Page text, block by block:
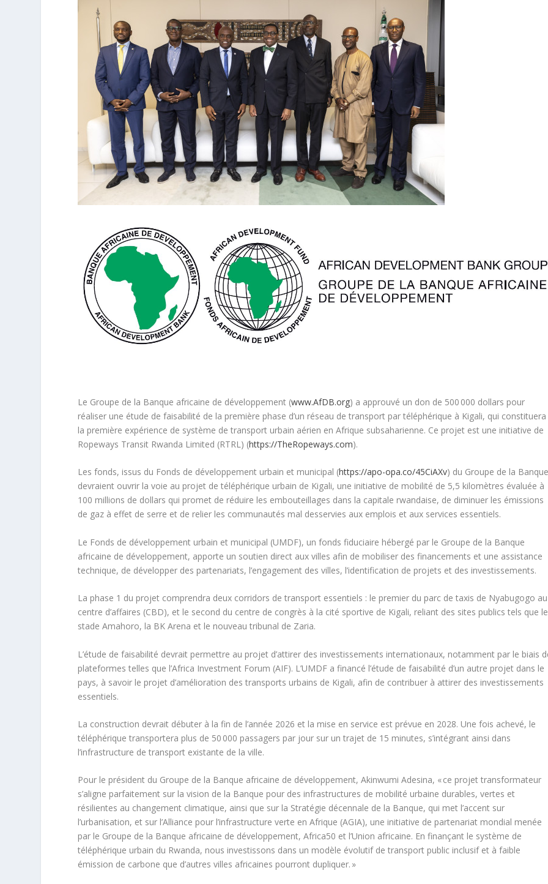
Le Groupe de la Banque africaine de développement (www.AfDB.org) a approuvé un don de 500 000 dollars pour
réaliser une étude de faisabilité de la première phase d’un réseau de transport par téléphérique à Kigali, qui constituera
la première expérience de système de transport urbain aérien en Afrique subsaharienne. Ce projet est une initiative de
Ropeways Transit Rwanda Limited (RTRL) (https://TheRopeways.com).
Les fonds, issus du Fonds de développement urbain et municipal (https://apo-opa.co/45CiAXv) du Groupe de la
devraient ouvrir la voie au projet de téléphérique urbain de Kigali, une initiative de mobilité de 5,5 kilomètres évaluée à
100 millions de dollars qui promet de réduire les embouteillages dans la capitale rwandaise, de diminuer les émissions
de gaz à effet de serre et de relier les communautés mal desservies aux emplois et aux services essentiels.
Le Fonds de développement urbain et municipal (UMDF), un fonds fiduciaire hébergé par le Groupe de la Banque
africaine de développement, apporte un soutien direct aux villes afin de mobiliser des financements et une assistance
technique, de développer des partenariats, l’engagement des villes, l’identification de projets et des investissements.
La phase 1 du projet comprendra deux corridors de transport essentiels : le premier du parc de taxis de Nyabugogo au
centre d’affaires (CBD), et le second du centre de congrès à la cité sportive de Kigali, reliant des sites publics tels que le
stade Amahoro, la BK Arena et le nouveau tribunal de Zaria.
L’étude de faisabilité devrait permettre au projet d’attirer des investissements internationaux, notamment par le biais
plateformes telles que l’Africa Investment Forum (AIF). L’UMDF a financé l’étude de faisabilité d’un autre projet dans le
pays, à savoir le projet d’amélioration des transports urbains de Kigali, afin de contribuer à attirer des investissements
essentiels.
La construction devrait débuter à la fin de l’année 2026 et la mise en service est prévue en 2028. Une fois achevé, le
téléphérique transportera plus de 50 000 passagers par jour sur un trajet de 15 minutes, s’intégrant ainsi dans
l’infrastructure de transport existante de la ville.
Pour le président du Groupe de la Banque africaine de développement, Akinwumi Adesina, « ce projet transformateur
s’aligne parfaitement sur la vision de la Banque pour des infrastructures de mobilité urbaine durables, vertes et
résilientes au changement climatique, ainsi que sur la Stratégie décennale de la Banque, qui met l’accent sur
l’urbanisation, et sur l’Alliance pour l’infrastructure verte en Afrique (AGIA), une initiative de partenariat mondial menée
par le Groupe de la Banque africaine de développement, Africa50 et l’Union africaine. En finançant le système de
téléphérique urbain du Rwanda, nous investissons dans un modèle évolutif de transport public inclusif et à faible
émission de carbone que d’autres villes africaines pourront dupliquer. »